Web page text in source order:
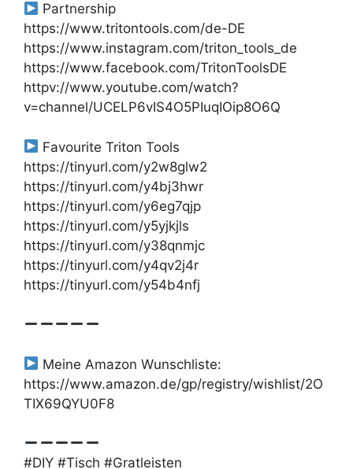
Partnership
https://www.tritontools.com/de-DE
https://www.instagram.com/triton_tools_de
https://www.facebook.com/TritonToolsDE
httpv://www.youtube.com/watch?
v=channel/UCELP6vIS4O5PIuqIOip8O6Q
Favourite Triton Tools
https://tinyurl.com/y2w8glw2
https://tinyurl.com/y4bj3hwr
https://tinyurl.com/y6eg7qjp
https://tinyurl.com/y5yjkjls
https://tinyurl.com/y38qnmjc
https://tinyurl.com/y4qv2j4r
https://tinyurl.com/y54b4nfj
Meine Amazon Wunschliste:
https://www.amazon.de/gp/registry/wishlist/2O
TIX69QYU0F8
#DIY #Tisch #Gratleisten